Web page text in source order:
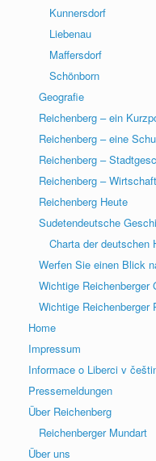
Kunnersdorf
Liebenau
Maffersdorf
Schönborn
Geografie
Reichenberg – ein
Reichenberg – eine
Reichenberg –
Reichenberg –
Reichenberg Heute
Sudetendeutsche
Charta der deutschen
Werfen Sie einen Blick
Wichtige Reichenberger
Wichtige Reichenberger
Home
Impressum
Informace o Liberci v
Pressemeldungen
Über Reichenberg
Reichenberger Mundart
Über uns